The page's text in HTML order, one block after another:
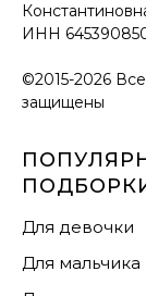
ИНН
©2015-2026
защищены
Для девочки
Для мальчика